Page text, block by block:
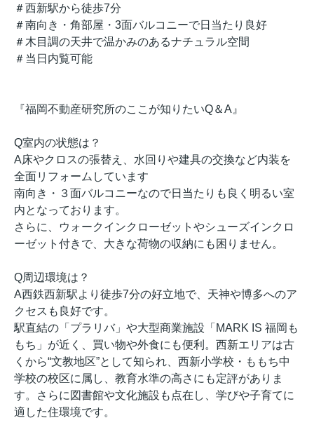
＃西新駅から徒歩7分
＃南向き・角部屋・3面バルコニーで日当たり良好
＃木目調の天井で温かみのあるナチュラル空間
＃当日内覧可能
『福岡不動産研究所のここが知りたいQ＆A』
Q室内の状態は？
A床やクロスの張替え、水回りや建具の交換など内装を
全面リフォームしています
南向き・３面バルコニーなので日当たりも良く明るい室
内となっております。
さらに、ウォークインクローゼットやシューズインクロ
ーゼット付きで、大きな荷物の収納にも困りません。
Q周辺環境は？
A西鉄西新駅より徒歩7分の好立地で、天神や博多へのア
クセスも良好です。
駅直結の「プラリバ」や大型商業施設「MARK IS 福岡も
もち」が近く、買い物や外食にも便利。西新エリアは古
くから“文教地区”として知られ、西新小学校・ももち中
学校の校区に属し、教育水準の高さにも定評がありま
す。さらに図書館や文化施設も点在し、学びや子育てに
適した住環境です。